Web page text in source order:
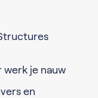
je nauw
en